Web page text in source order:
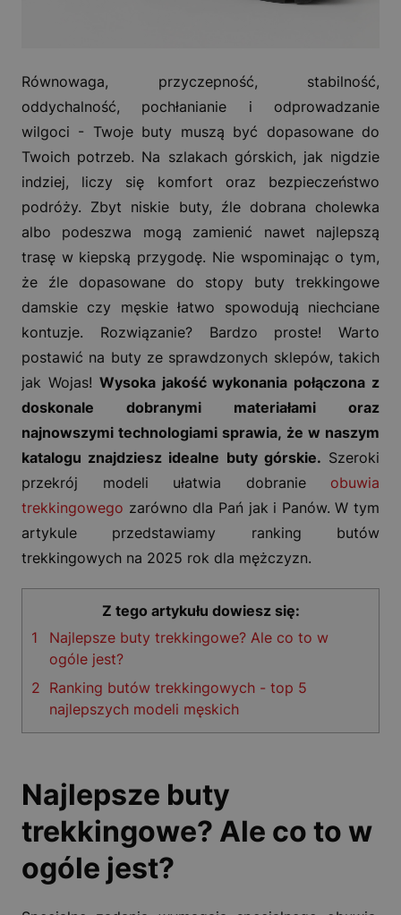
Równowaga, przyczepność, stabilność,
oddychalność, pochłanianie i odprowadzanie
wilgoci - Twoje buty muszą być dopasowane do
Twoich potrzeb. Na szlakach górskich, jak nigdzie
indziej, liczy się komfort oraz bezpieczeństwo
podróży. Zbyt niskie buty, źle dobrana cholewka
albo podeszwa mogą zamienić nawet najlepszą
trasę w kiepską przygodę. Nie wspominając o tym,
że źle dopasowane do stopy buty trekkingowe
damskie czy męskie łatwo spowodują niechciane
kontuzje. Rozwiązanie? Bardzo proste! Warto
postawić na buty ze sprawdzonych sklepów, takich
jak Wojas! Wysoka jakość wykonania połączona z
doskonale dobranymi materiałami oraz
najnowszymi technologiami sprawia, że w naszym
katalogu znajdziesz idealne buty górskie. Szeroki
przekrój modeli ułatwia dobranie obuwia
trekkingowego zarówno dla Pań jak i Panów. W tym
artykule przedstawiamy ranking butów
trekkingowych na 2025 rok dla mężczyzn.
Z tego artykułu dowiesz się:
1
Najlepsze buty trekkingowe? Ale co to w
ogóle jest?
2 Ranking butów trekkingowych - top 5
najlepszych modeli męskich
Najlepsze buty
trekkingowe? Ale co to w
ogóle jest?